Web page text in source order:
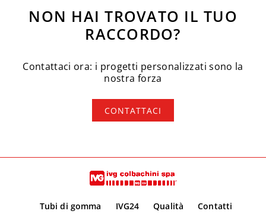
NON HAI TROVATO IL TUO
RACCORDO?
Contattaci ora: i progetti personalizzati sono la
nostra forza
CONTATTACI
Tubi di gomma IVG24 Qualità Contatti